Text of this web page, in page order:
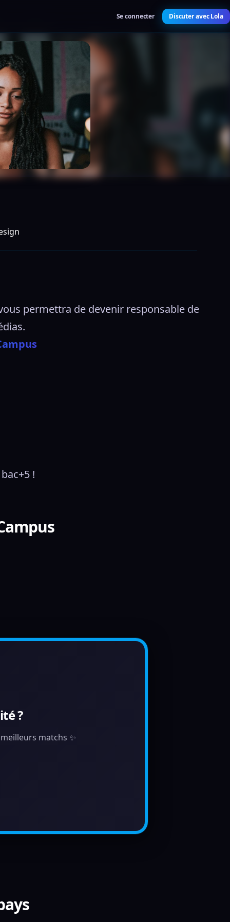
Se connecter Discuter avec Lola
permettra de devenir responsable de
!
?
matchs ✨